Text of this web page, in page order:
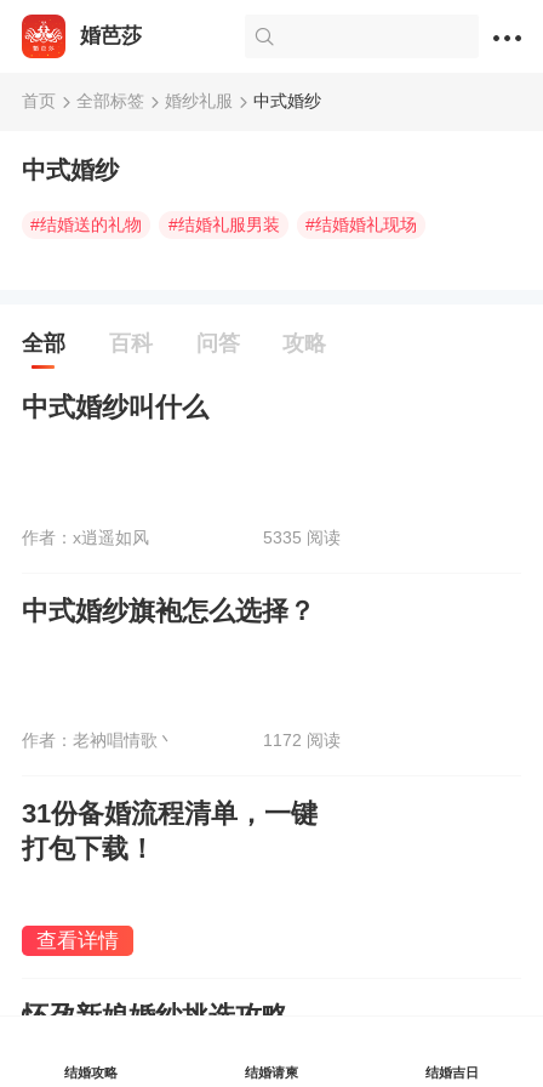
婚芭莎
首页 全部标签 婚纱礼服 中式婚纱
中式婚纱
#结婚送的礼物 #结婚礼服男装 #结婚婚礼现场
全部 百科 问答 攻略
中式婚纱叫什么
作者：x逍遥如风 5335 阅读
中式婚纱旗袍怎么选择？
作者：老衲唱情歌丶 1172 阅读
31份备婚流程清单，一键
打包下载！
查看详情
怀孕新娘婚纱挑选攻略
结婚攻略 结婚请柬 结婚吉日